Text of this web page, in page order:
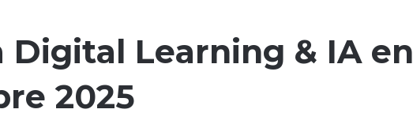
Digital Learning & IA en
2025